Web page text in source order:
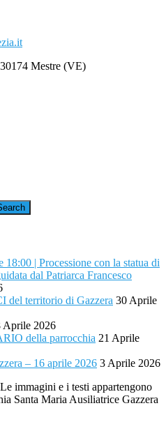
Mestre (VE)
| Processione con la statua di
dal Patriarca Francesco
del territorio di Gazzera 30 Aprile
Aprile 2026
della parrocchia 21 Aprile
– 16 aprile 2026 3 Aprile 2026
immagini e i testi appartengono
Santa Maria Ausiliatrice Gazzera